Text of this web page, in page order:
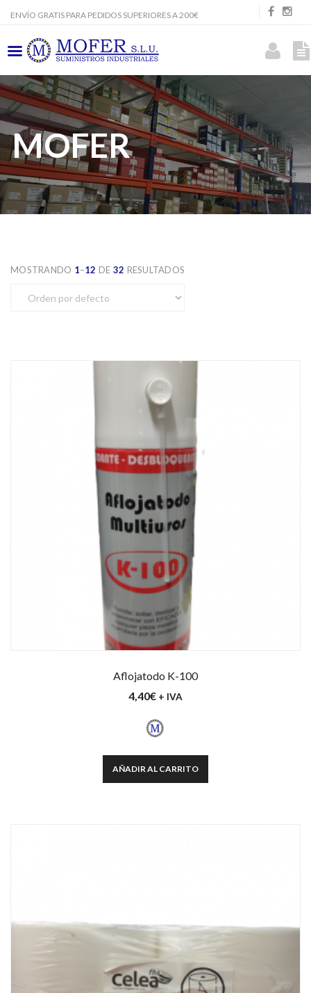
ENVÍO GRATIS PARA PEDIDOS SUPERIORES A 200€
MOFER
MOSTRANDO 1–12 DE 32 RESULTADOS
Aflojatodo K-100
4,40€ + IVA
AÑADIR AL CARRITO